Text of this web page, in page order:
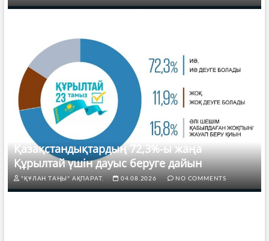
Қазақстандықтардың 72,3%-ы жаңа
Құрылтай үшін дауыс беруге дайын
"ҚҰЛАН ТАҢЫ" АҚПАРАТ. 04.08.2026 NO COMMENTS